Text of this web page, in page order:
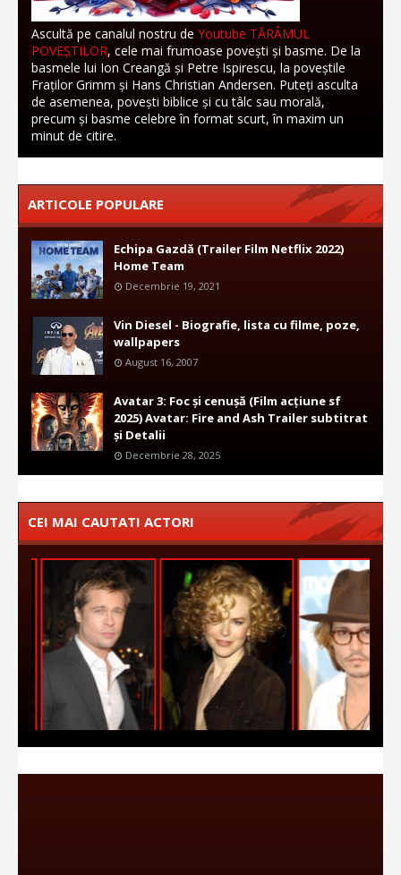
Ascultă pe canalul nostru de Youtube TĂRÂMUL
POVEȘTILOR, cele mai frumoase povești și basme. De la
basmele lui Ion Creangă și Petre Ispirescu, la poveștile
Fraților Grimm și Hans Christian Andersen. Puteți asculta
de asemenea, povești biblice și cu tâlc sau morală,
precum și basme celebre în format scurt, în maxim un
minut de citire.
ARTICOLE POPULARE
Echipa Gazdă (Trailer Film Netflix 2022)
Home Team
Decembrie 19, 2021
Vin Diesel - Biografie, lista cu filme, poze,
wallpapers
August 16, 2007
Avatar 3: Foc și cenușă (Film acțiune sf
2025) Avatar: Fire and Ash Trailer subtitrat
și Detalii
Decembrie 28, 2025
CEI MAI CAUTATI ACTORI